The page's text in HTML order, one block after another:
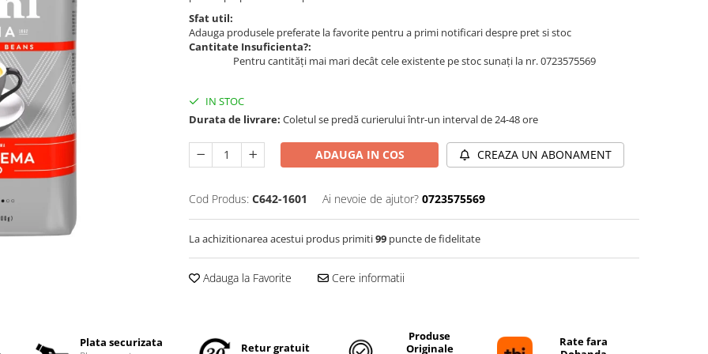
Sfat util:
Adauga produsele preferate la favorite pentru a primi notificari despre pret si stoc
Cantitate Insuficienta?:
Pentru cantități mai mari decât cele existente pe stoc sunați la nr. 0723575569
IN STOC
Durata de livrare: Coletul se predă curierului într-un interval de 24-48 ore
ADAUGA IN COS CREAZA UN ABONAMENT
Cod Produs: C642-1601 Ai nevoie de ajutor? 0723575569
La achizitionarea acestui produs primiti99 puncte de fidelitate
Adauga la Favorite Cere informatii
Plata securizata Retur gratuit
Produse
Originale
Rate fara